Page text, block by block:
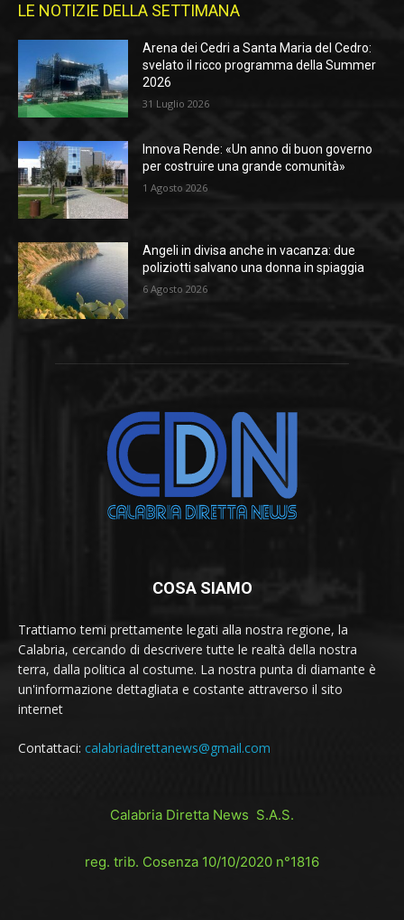
LE NOTIZIE DELLA SETTIMANA
Arena dei Cedri a Santa Maria del Cedro:
svelato il ricco programma della Summer
2026
31 Luglio 2026
Innova Rende: «Un anno di buon governo
per costruire una grande comunità»
1 Agosto 2026
Angeli in divisa anche in vacanza: due
poliziotti salvano una donna in spiaggia
6 Agosto 2026
COSA SIAMO
Trattiamo temi prettamente legati alla nostra regione, la
Calabria, cercando di descrivere tutte le realtà della nostra
terra, dalla politica al costume. La nostra punta di diamante è
un'informazione dettagliata e costante attraverso il sito
internet
Contattaci: calabriadirettanews@gmail.com
Calabria Diretta News S.A.S.
reg. trib. Cosenza 10/10/2020 n°1816